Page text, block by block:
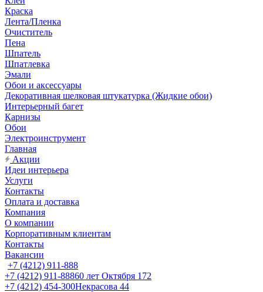
Краска
Лента/Пленка
Очиститель
Пена
Шпатель
Шпатлевка
Эмали
Обои и аксессуары
Декоративная шелковая штукатурка (Жидкие обои)
Интерьерный багет
Карнизы
Обои
Электроинструмент
Главная
Акции
Идеи интерьера
Услуги
Контакты
Оплата и доставка
Компания
О компании
Корпоративным клиентам
Контакты
Вакансии
+7 (4212) 911-888
+7 (4212) 911-88860 лет Октября 172
+7 (4212) 454-300Некрасова 44